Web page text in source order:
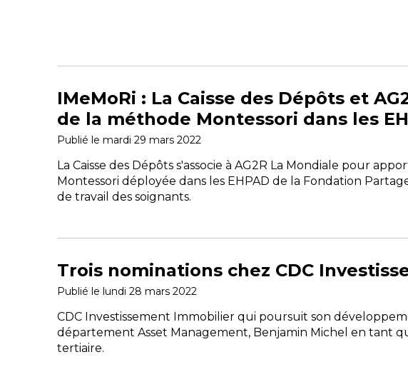
IMeMoRi : La Caisse des Dépôts et
de la méthode Montessori dans les
Publié le mardi 29 mars 2022
La Caisse des Dépôts s'associe à AG2R La Mondiale pour
Montessori déployée dans les EHPAD de la Fondation
de travail des soignants.
Trois nominations chez CDC
Publié le lundi 28 mars 2022
CDC Investissement Immobilier qui poursuit son
département Asset Management, Benjamin Michel en tant
tertiaire.